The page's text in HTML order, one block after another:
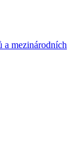
a mezinárodních